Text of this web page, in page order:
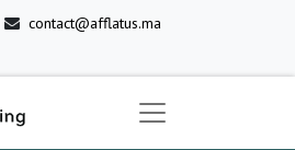
contact@afflatus.ma